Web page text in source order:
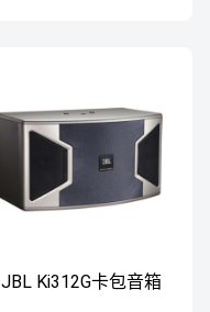
JBL Ki312G卡包音箱